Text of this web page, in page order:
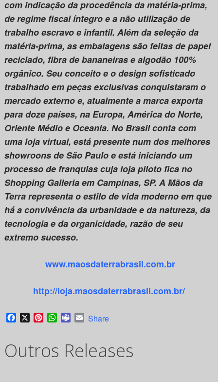
com indicação da procedência da matéria-prima,
de regime fiscal íntegro e a não utilização de
trabalho escravo e infantil. Além da seleção da
matéria-prima, as embalagens são feitas de papel
reciclado, fibra de bananeiras e algodão 100%
orgânico. Seu conceito e o design sofisticado
trabalhado em peças exclusivas conquistaram o
mercado externo e, atualmente a marca exporta
para doze países, na Europa, América do Norte,
Oriente Médio e Oceania. No Brasil conta com
uma loja virtual, está presente num dos melhores
showroons de São Paulo e está iniciando um
processo de franquias cuja loja piloto fica no
Shopping Galleria em Campinas, SP. A Mãos da
Terra representa o estilo de vida moderno em que
há a convivência da urbanidade e da natureza, da
tecnologia e da organicidade, razão de seu
extremo sucesso.
www.maosdaterrabrasil.com.br
http://loja.maosdaterrabrasil.com.br/
Facebook
X PinterestWhatsApp
TeamsEmail
Share
Outros Releases